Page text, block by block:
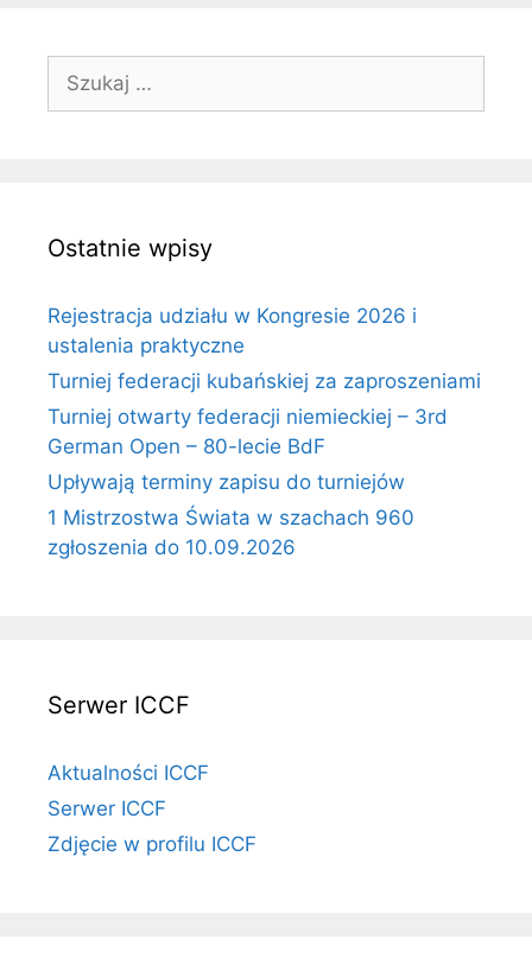
Szukaj:
Ostatnie wpisy
Rejestracja udziału w Kongresie 2026 i
ustalenia praktyczne
Turniej federacji kubańskiej za zaproszeniami
Turniej otwarty federacji niemieckiej – 3rd
German Open – 80-lecie BdF
Upływają terminy zapisu do turniejów
1 Mistrzostwa Świata w szachach 960
zgłoszenia do 10.09.2026
Serwer ICCF
Aktualności ICCF
Serwer ICCF
Zdjęcie w profilu ICCF